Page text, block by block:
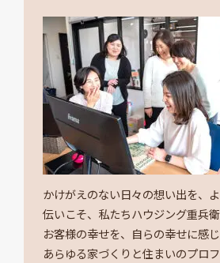
かけがえのない日々の想い出を、
伝いこそ、私たちハウジング重兵衛
お客様の幸せを、自らの幸せに感じ
あらゆる家づくりと住まいのプロ